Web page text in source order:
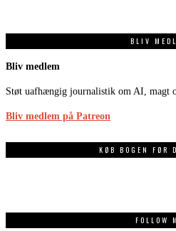
BLIV
Bliv medlem
Støt uafhængig journalistik om AI, magt
Bliv medlem på Patreon
KØB BOGEN FØR
FOLLOW